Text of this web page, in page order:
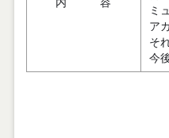
内 容
ミ
ア
そ
今